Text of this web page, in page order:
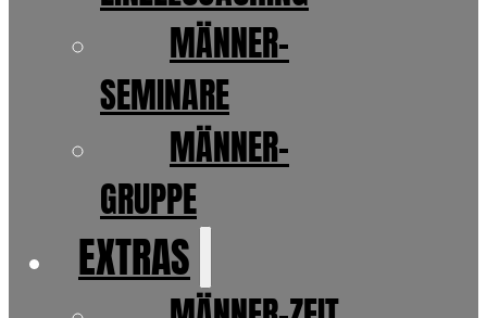
MÄNNER-
SEMINARE
MÄNNER-
GRUPPE
EXTRAS